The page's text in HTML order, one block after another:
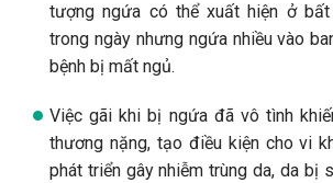
tượng ngứa có thể xuất hiện ở
trong ngày nhưng ngứa nhiều vào
bệnh bị mất ngủ.
Việc gãi khi bị ngứa đã vô tình
thương nặng, tạo điều kiện cho vi
phát triển gây nhiễm trùng da, da bị